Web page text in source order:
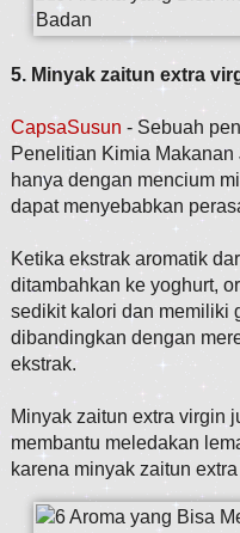
5. Minyak zaitun extra
CapsaSusun - Sebuah
Penelitian Kimia
hanya dengan mencium
dapat menyebabkan
Ketika ekstrak aromatik
ditambahkan ke yoghurt,
sedikit kalori dan memiliki
dibandingkan dengan
ekstrak.
Minyak zaitun extra virgin
membantu meledakan
karena minyak zaitun